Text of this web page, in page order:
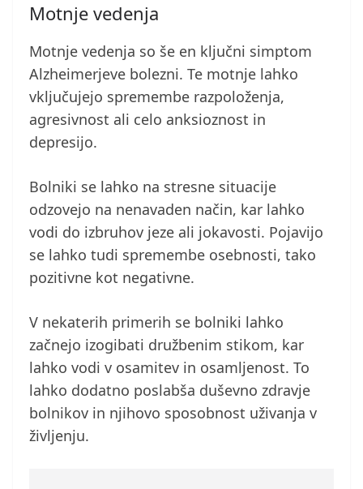
Motnje vedenja
Motnje vedenja so še en ključni simptom
Alzheimerjeve bolezni. Te motnje lahko
vključujejo spremembe razpoloženja,
agresivnost ali celo anksioznost in
depresijo.
Bolniki se lahko na stresne situacije
odzovejo na nenavaden način, kar lahko
vodi do izbruhov jeze ali jokavosti. Pojavijo
se lahko tudi spremembe osebnosti, tako
pozitivne kot negativne.
V nekaterih primerih se bolniki lahko
začnejo izogibati družbenim stikom, kar
lahko vodi v osamitev in osamljenost. To
lahko dodatno poslabša duševno zdravje
bolnikov in njihovo sposobnost uživanja v
življenju.